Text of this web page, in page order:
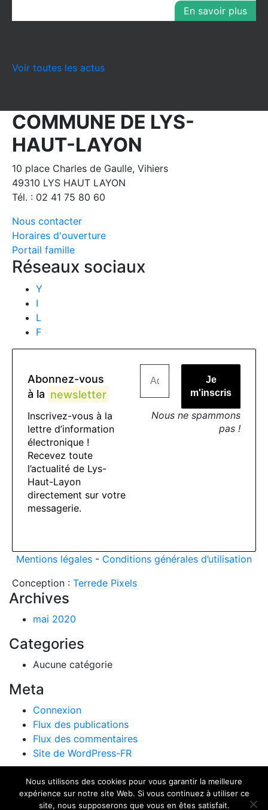
En savoir plus
Voir toutes les actus
COMMUNE DE LYS-
HAUT-LAYON
10 place Charles de Gaulle, Vihiers
49310 LYS HAUT LAYON
Tél. : 02 41 75 80 60
Nous contacter
Horaires d'ouverture
Portail famille
Réseaux sociaux
Y
I
L
F
Abonnez-vous
à la newsletter
Inscrivez-vous à la
lettre d’information
électronique !
Recevez toute
l’actualité de Lys-
Haut-Layon
directement sur votre
messagerie.
Nous ne spammons
pas !
Mentions légales - Conditions générales d’utilisation
Conception : Terrede Pixels
Archives
mai 2020
Categories
Aucune catégorie
Meta
Connexion
Flux des publications
Flux des commentaires
Site de WordPress-FR
Design deElegant Themes | Propulsé par WordPress
Nous utilisons des cookies pour vous garantir la meilleure
expérience sur notre site Web. Si vous continuez à utiliser ce
site, nous supposerons que vous en êtes satisfait.